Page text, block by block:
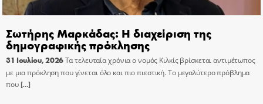
Σωτήρης Μαρκάδας: Η διαχείριση της
δημογραφικής πρόκλησης
31 Ιουλίου, 2026Τα τελευταία χρόνια ο νομός Κιλκίς βρίσκεται αντιμέτωπος
με μια πρόκληση που γίνεται όλο και πιο πιεστική. Το μεγαλύτερο πρόβλημα
που[…]